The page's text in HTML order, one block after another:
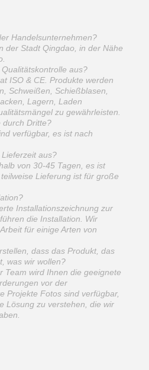
Handelsunternehmen?
der Stadt Qingdao, in der Nähe
aus?
ISO & CE. Produkte werden
Schweißen, Schießblasen,
Lagern, Laden
zu gewährleisten.
durch Dritte?
verfügbar, es ist nach
aus?
von 30-45 Tagen, es ist
Lieferung ist für große
Installationszeichnung zur
die Installation. Wir
für einige Arten von
dass das Produkt, das
was wir wollen?
Team wird Ihnen die geeignete
vor der
Projekte Fotos sind verfügbar,
Lösung zu verstehen, die wir